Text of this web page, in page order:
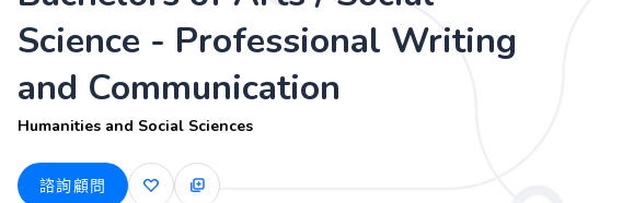
Science - Professional Writing
and Communication
Humanities and Social Sciences
諮詢顧問